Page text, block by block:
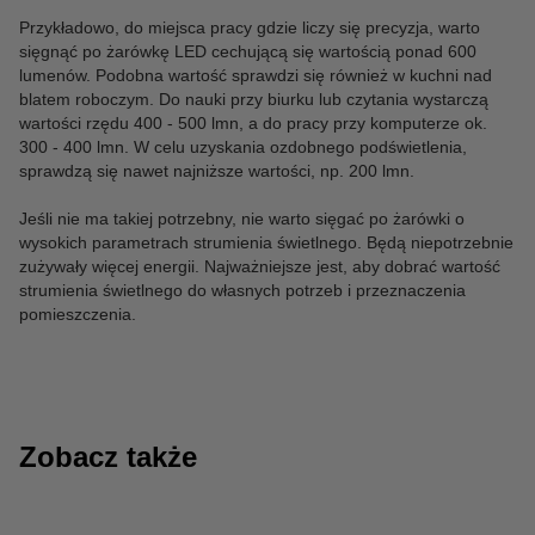
Przykładowo, do miejsca pracy gdzie liczy się precyzja, warto
sięgnąć po żarówkę LED cechującą się wartością ponad 600
lumenów. Podobna wartość sprawdzi się również w kuchni nad
blatem roboczym. Do nauki przy biurku lub czytania wystarczą
wartości rzędu 400 - 500 lmn, a do pracy przy komputerze ok.
300 - 400 lmn. W celu uzyskania ozdobnego podświetlenia,
sprawdzą się nawet najniższe wartości, np. 200 lmn.
Jeśli nie ma takiej potrzebny, nie warto sięgać po żarówki o
wysokich parametrach strumienia świetlnego. Będą niepotrzebnie
zużywały więcej energii. Najważniejsze jest, aby dobrać wartość
strumienia świetlnego do własnych potrzeb i przeznaczenia
pomieszczenia.
Zobacz także